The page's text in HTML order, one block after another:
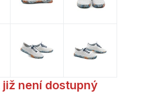
není dostupný